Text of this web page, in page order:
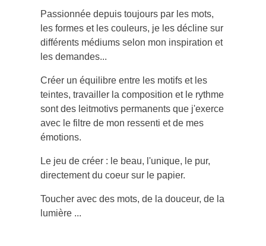
Passionnée depuis toujours par les mots,
les formes et les couleurs, je les décline sur
différents médiums selon mon inspiration et
les demandes...
Créer un équilibre entre les motifs et les
teintes, travailler la composition et le rythme
sont des leitmotivs permanents que j'exerce
avec le filtre de mon ressenti et de mes
émotions.
Le jeu de créer : le beau, l'unique, le pur,
directement du coeur sur le papier.
Toucher avec des mots, de la douceur, de la
lumière ...